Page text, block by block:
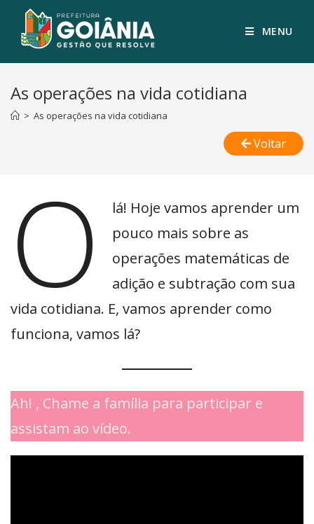
MENU
As operações na vida cotidiana
> As operações na vida cotidiana
Voltar
O
lá! Hoje vamos aprender um
pouco mais sobre as
operações matemáticas de
adição e subtração com sua
vida cotidiana. E, vamos aprender como
funciona, vamos lá?
Ah! , Chame a família para participar e
assistam ao vídeo.